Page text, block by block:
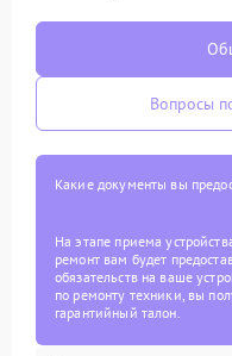
Вопросы
Какие документы вы
На этапе приема
ремонт вам будет
обязательств на ваше
по ремонту техники, вы
гарантийный талон.